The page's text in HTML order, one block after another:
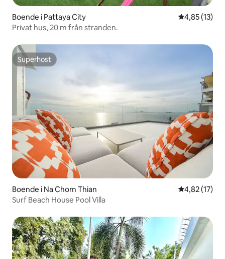
Boende i Pattaya City 4,85 av 5 i
4,85 (13)
Privat hus, 20 m från stranden.
Superhost
Superhost
Boende i Na Chom Thian 4,82 av 5 i
4,82 (17)
Surf Beach House Pool Villa